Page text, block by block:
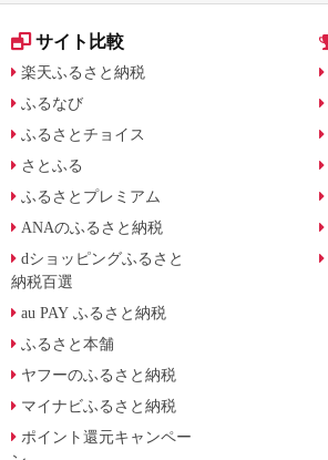
サイト比較
楽天ふるさと納税
ふるなび
ふるさとチョイス
さとふる
ふるさとプレミアム
ANAのふるさと納税
dショッピングふるさと
納税百選
au PAY ふるさと納税
ふるさと本舗
ヤフーのふるさと納税
マイナビふるさと納税
ポイント還元キャンペー